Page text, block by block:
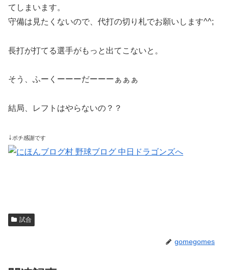
てしまいます。
守備は見たくないので、代打の切り札でお願いします^^;
長打が打てる選手がもっと出てこないと。
そう、ふーくーーーだーーーぁぁぁ
結局、レフトはやらないの？？
↓ ポチ感謝です
試合
gomegomes